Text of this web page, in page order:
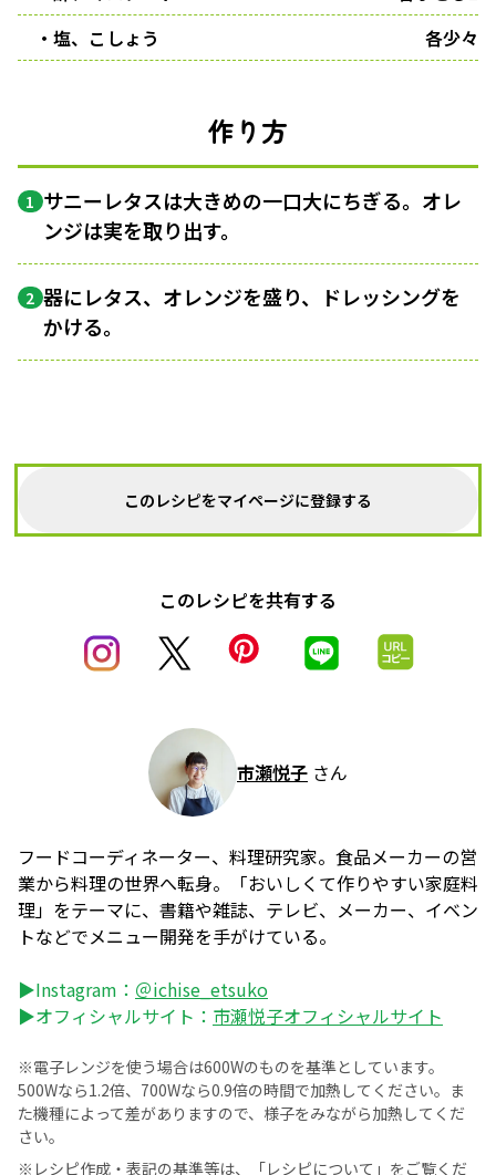
・塩、こしょう
各少々
作り方
1 サニーレタスは大きめの一口大にちぎる。オレ
ンジは実を取り出す。
2 器にレタス、オレンジを盛り、ドレッシングを
かける。
このレシピをマイページに登録する
このレシピを共有する
市瀬悦子 さん
フードコーディネーター、料理研究家。食品メーカーの営
業から料理の世界へ転身。「おいしくて作りやすい家庭料
理」をテーマに、書籍や雑誌、テレビ、メーカー、イベン
トなどでメニュー開発を手がけている。
▶Instagram： ＠ichise_etsuko
▶オフィシャルサイト： 市瀬悦子オフィシャルサイト
※電子レンジを使う場合は600Wのものを基準としています。
500Wなら1.2倍、700Wなら0.9倍の時間で加熱してください。ま
た機種によって差がありますので、様子をみながら加熱してくだ
さい。
※レシピ作成・表記の基準等は、
「レシピについて」 をご覧くだ